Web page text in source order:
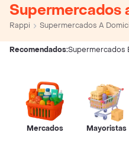
Supermercados
Rappi Supermercados A
Recomendados:Supermercados
Mercados Mayoristas